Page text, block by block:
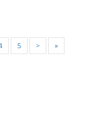
5 > »